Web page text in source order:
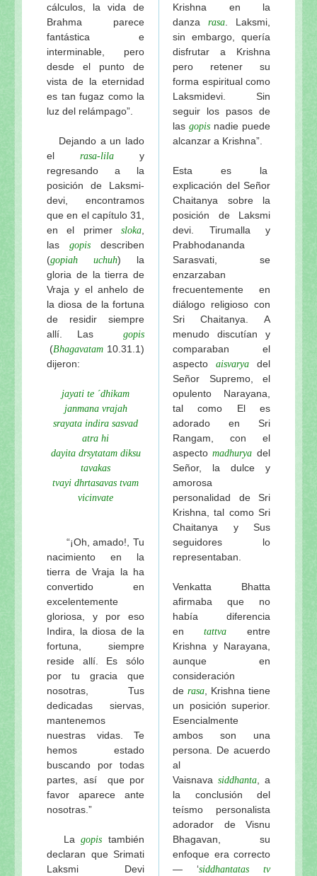
cálculos, la vida de
Brahma parece
fantástica e
interminable, pero
desde el punto de
vista de la eternidad
es tan fugaz como la
luz del relámpago”.
Dejando a un lado
el rasa-lila y
regresando a la
posición de Laksmi-
devi, encontramos
que en el capítulo 31,
en el primer sloka
las gopis describen
(gopiah uchuh) la
gloria de la tierra de
Vraja y el anhelo de
la diosa de la fortuna
de residir siempre
allí. Las gopis
(Bhagavatam 10.31.1)
dijeron:
jayati te ´dhikam
janmana vrajah
srayata indira sasvad
atra hi
dayita drsytatam diksu
tavakas
tvayi dhrtasavas tvam
vicinvate
“¡Oh, amado!, Tu
nacimiento en la
tierra de Vraja la ha
convertido en
excelentemente
gloriosa, y por eso
Indira, la diosa de la
fortuna, siempre
reside allí. Es sólo
por tu gracia que
nosotras, Tus
dedicadas siervas,
mantenemos
nuestras vidas. Te
hemos estado
buscando por todas
partes, así que por
favor aparece ante
nosotras.”
La gopis también
declaran que Srimati
Laksmi Devi
Krishna en la
danza rasa . Laksmi,
sin embargo, quería
disfrutar a Krishna
pero retener su
forma espiritual como
Laksmidevi. Sin
seguir los pasos de
las gopis nadie puede
alcanzar a Krishna”.
Esta es la
explicación del Señor
Chaitanya sobre la
posición de Laksmi
devi. Tirumalla y
Prabhodananda
Sarasvati, se
enzarzaban
frecuentemente en
diálogo religioso con
Sri Chaitanya. A
menudo discutían y
comparaban el
aspecto aisvarya del
Señor Supremo, el
opulento Narayana,
tal como El es
adorado en Sri
Rangam, con el
aspecto madhurya del
Señor, la dulce y
amorosa
personalidad de Sri
Krishna, tal como Sri
Chaitanya y Sus
seguidores lo
representaban.
Venkatta Bhatta
afirmaba que no
había diferencia
en tattva entre
Krishna y Narayana,
aunque en
consideración
de rasa , Krishna tiene
un posición superior.
Esencialmente
ambos son una
persona. De acuerdo
al
Vaisnava siddhanta , a
la conclusión del
teísmo personalista
adorador de Visnu
Bhagavan, su
enfoque era correcto
— ‘siddhantatas tv